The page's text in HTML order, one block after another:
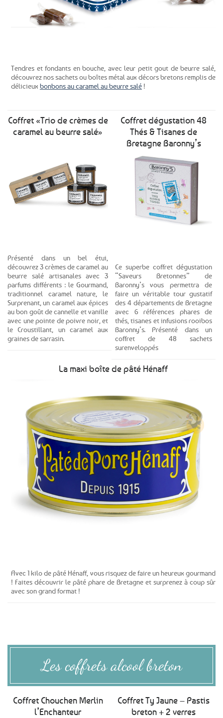
2,85€
Tendres et fondants en bouche, avec leur petit gout de beurre salé,
découvrez nos sachets ou boîtes métal aux décors bretons remplis de
délicieux bonbons au caramel au beurre salé !
Coffret «Trio de crèmes de
caramel au beurre salé»
Présenté dans un bel étui,
découvrez 3 crèmes de caramel au
beurre salé artisanales avec 3
parfums différents : le Gourmand,
traditionnel caramel nature, le
Surprenant, un caramel aux épices
au bon goût de cannelle et vanille
avec une pointe de poivre noir, et
le Croustillant, un caramel aux
graines de sarrasin.
Coffret dégustation 48
Thés & Tisanes de
Bretagne Baronny’s
Ce superbe coffret dégustation
“Saveurs Bretonnes” de
Baronny’s vous permettra de
faire un véritable tour gustatif
des 4 départements de Bretagne
avec 6 références phares de
thés, tisanes et infusions rooibos
Baronny’s. Présenté dans un
coffret de 48 sachets
surenveloppés
La maxi boîte de pâté Hénaff
Avec 1 kilo de pâté Hénaff, vous risquez de faire un heureux gourmand
! Faites découvrir le pâté phare de Bretagne et surprenez à coup sûr
avec son grand format !
Les coffrets alcool breton
Coffret Chouchen Merlin
l’Enchanteur
Coffret Ty Jaune – Pastis
breton + 2 verres